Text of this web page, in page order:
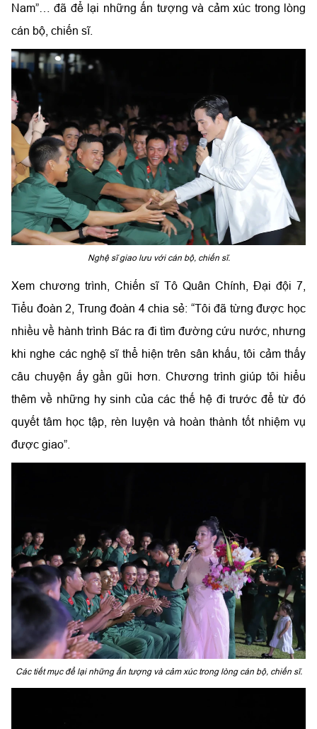
Nam”… đã để lại những ấn tượng và cảm xúc trong lòng
cán bộ, chiến sĩ.
Nghệ sĩ giao lưu với cán bộ, chiến sĩ.
Xem chương trình, Chiến sĩ Tô Quân Chính, Đại đội 7,
Tiểu đoàn 2, Trung đoàn 4 chia sẻ: “Tôi đã từng được học
nhiều về hành trình Bác ra đi tìm đường cứu nước, nhưng
khi nghe các nghệ sĩ thể hiện trên sân khấu, tôi cảm thấy
câu chuyện ấy gần gũi hơn. Chương trình giúp tôi hiểu
thêm về những hy sinh của các thế hệ đi trước để từ đó
quyết tâm học tập, rèn luyện và hoàn thành tốt nhiệm vụ
được giao”.
Các tiết mục để lại những ấn tượng và cảm xúc trong lòng cán bộ, chiến sĩ.